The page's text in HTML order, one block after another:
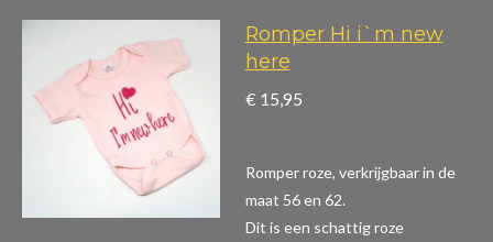
Romper Hi i`m new
here
€ 15,95
Romper roze, verkrijgbaar in de
maat 56 en 62.
Dit is een schattig roze